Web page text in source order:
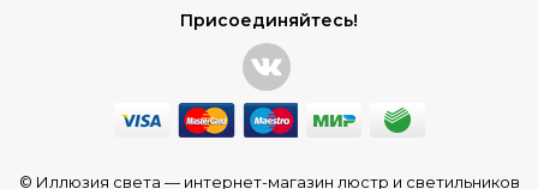
Присоединяйтесь!
© Иллюзия света — интернет-магазин люстр и светильников